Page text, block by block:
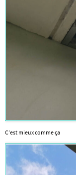
C’est mieux comme ça